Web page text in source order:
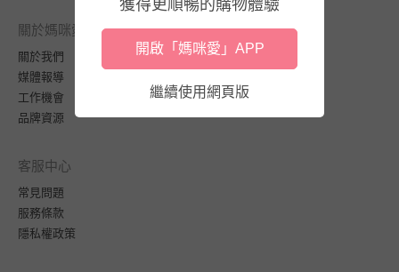
關於媽咪愛
關於我們
媒體報導
工作機會
品牌資源
客服中心
常見問題
服務條款
隱私權政策
獲得更順暢的購物體驗
開啟「媽咪愛」APP
繼續使用網頁版